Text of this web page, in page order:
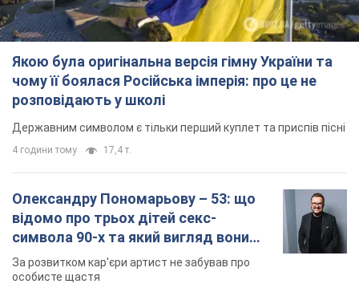
Якою була оригінальна версія гімну України та
чому її боялася Російська імперія: про це не
розповідають у школі
Державним символом є тільки перший куплет та приспів пісні
4 години тому 17,4 т.
Олександру Пономарьову – 53: що
відомо про трьох дітей секс-
символа 90-х та який вигляд вони
мають
За розвитком кар'єри артист не забував про
особисте щастя